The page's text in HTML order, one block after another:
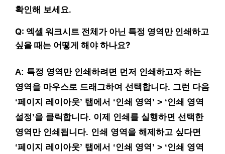
확인해 보세요.
Q: 엑셀 워크시트 전체가 아닌 특정 영역만 인쇄하고
싶을 때는 어떻게 해야 하나요?
A: 특정 영역만 인쇄하려면 먼저 인쇄하고자 하는
영역을 마우스로 드래그하여 선택합니다. 그런 다음
‘페이지 레이아웃’ 탭에서 ‘인쇄 영역’ > ‘인쇄 영역
설정’을 클릭합니다. 이제 인쇄를 실행하면 선택한
영역만 인쇄됩니다. 인쇄 영역을 해제하고 싶다면
‘페이지 레이아웃’ 탭에서 ‘인쇄 영역’ > ‘인쇄 영역